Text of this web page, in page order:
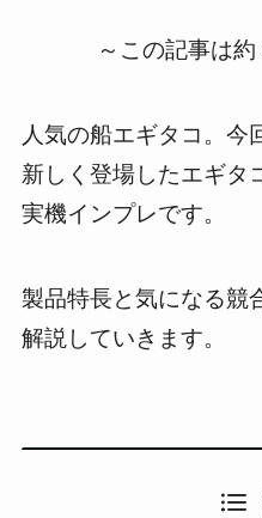
～この記事は
人気の船エギタコ。今
新しく登場したエギタ
実機インプレです。
製品特長と気になる競
解説していきます。